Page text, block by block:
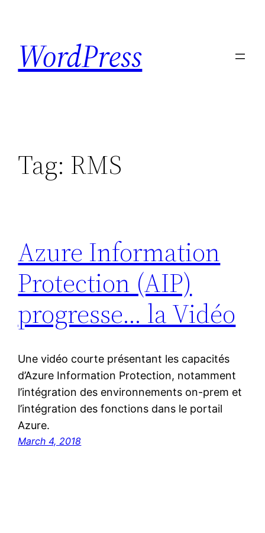
content
WordPress
Tag: RMS
Azure Information
Protection (AIP)
progresse… la Vidéo
Une vidéo courte présentant les capacités
d’Azure Information Protection, notamment
l’intégration des environnements on-prem et
l’intégration des fonctions dans le portail
Azure.
March 4, 2018